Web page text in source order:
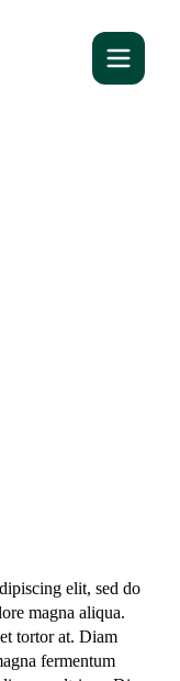
elit, sed do
magna aliqua.
tortor at. Diam
fermentum